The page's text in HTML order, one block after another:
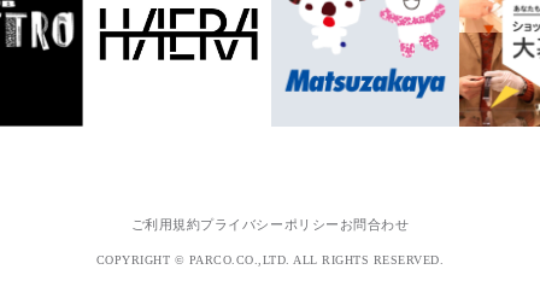
ご利用規約プライバシーポリシー お問合わせ
COPYRIGHT © PARCO.CO.,LTD. ALL RIGHTS RESERVED.